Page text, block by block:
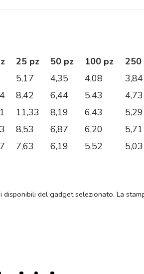
25 pz 50 pz 100 pz 250
5,17
4,35 4,08 3,84
8,42 6,44 5,43 4,73
11,33 8,19 6,43 5,29
8,53 6,87 6,20 5,71
7,63 6,19 5,52 5,03
disponibili del gadget selezionato. La